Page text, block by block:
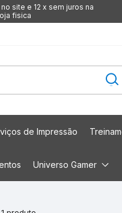
site e 12 x sem juros na
fisica
de Impressão
Universo Gamer